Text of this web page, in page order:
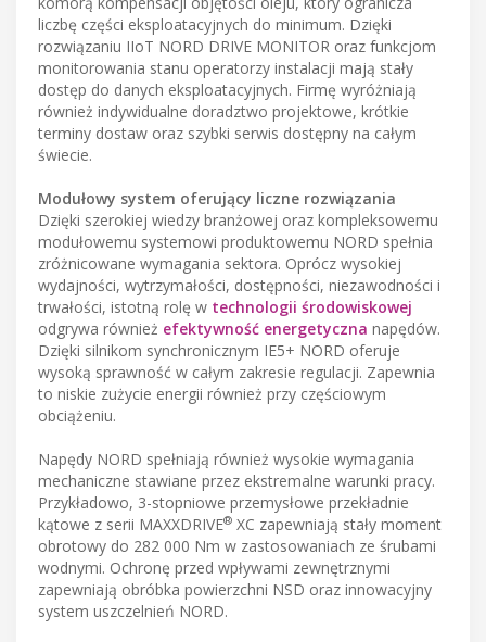
liczbę części eksploatacyjnych do minimum. Dzięki
rozwiązaniu IIoT NORD DRIVE MONITOR oraz funkcjom
monitorowania stanu operatorzy instalacji mają stały
dostęp do danych eksploatacyjnych. Firmę wyróżniają
również indywidualne doradztwo projektowe, krótkie
terminy dostaw oraz szybki serwis dostępny na całym
świecie.
Modułowy system oferujący liczne rozwiązania
Dzięki szerokiej wiedzy branżowej oraz kompleksowemu
modułowemu systemowi produktowemu NORD spełnia
zróżnicowane wymagania sektora. Oprócz wysokiej
wydajności, wytrzymałości, dostępności, niezawodności i
trwałości, istotną rolę w technologii środowiskowej
odgrywa również efektywność energetyczna napędów.
Dzięki silnikom synchronicznym IE5+ NORD oferuje
wysoką sprawność w całym zakresie regulacji. Zapewnia
to niskie zużycie energii również przy częściowym
obciążeniu.
Napędy NORD spełniają również wysokie wymagania
mechaniczne stawiane przez ekstremalne warunki pracy.
Przykładowo, 3-stopniowe przemysłowe przekładnie
kątowe z serii MAXXDRIVE® XC zapewniają stały moment
obrotowy do 282 000 Nm w zastosowaniach ze śrubami
wodnymi. Ochronę przed wpływami zewnętrznymi
zapewniają obróbka powierzchni NSD oraz innowacyjny
system uszczelnień NORD.